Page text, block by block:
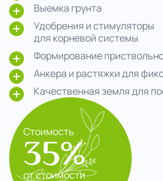
Выемка грунта
Удобрения и стимуляторы
для корневой системы
Формирование
Анкера и растяжки для
Качественная земля для
Стоимость
35%
от стоимости